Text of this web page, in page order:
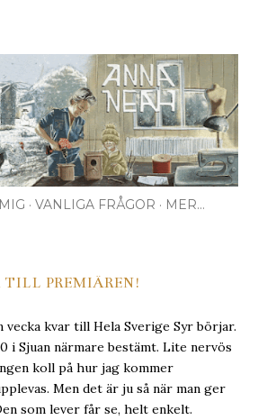
VANLIGA FRÅGOR MER…
TILL PREMIÄREN!
vecka kvar till Hela Sverige Syr börjar.
i Sjuan närmare bestämt. Lite nervös
koll på hur jag kommer
Men det är ju så när man ger
som lever får se, helt enkelt.